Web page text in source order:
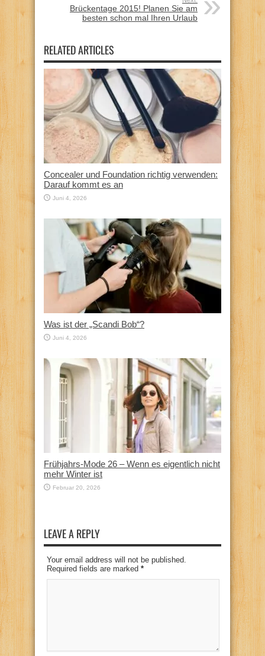
Brückentage 2015! Planen Sie am
besten schon mal Ihren Urlaub
RELATED ARTICLES
Concealer und Foundation richtig verwenden:
Darauf kommt es an
Juni 4, 2026
Was ist der „Scandi Bob“?
Juni 4, 2026
Frühjahrs-Mode 26 – Wenn es eigentlich nicht
mehr Winter ist
Februar 20, 2026
LEAVE A REPLY
Your email address will not be published.
Required fields are marked *